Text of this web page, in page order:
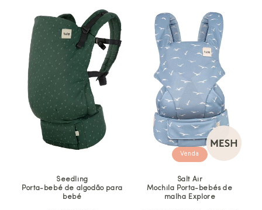
Seedling
Porta-bebé de algodão para
bebé
Venda
Salt Air
Mochila Porta-bebés de
malha Explore